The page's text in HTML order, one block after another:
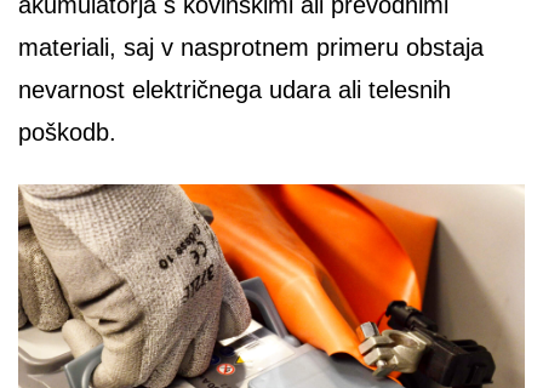
materiali, saj v nasprotnem primeru obstaja
nevarnost električnega udara ali telesnih
poškodb.